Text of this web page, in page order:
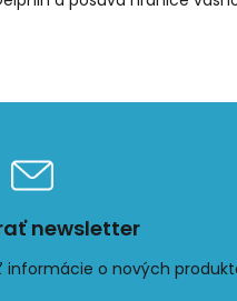
newsletter
o nových